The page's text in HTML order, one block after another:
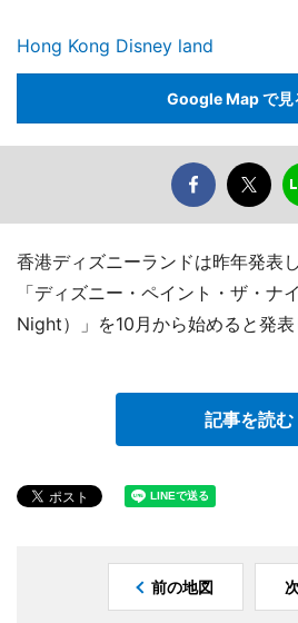
Hong Kong Disney land
Google Map で見
香港ディズニーランドは昨年発表
「ディズニー・ペイント・ザ・
Night）」を10月から始めると発表
記事を読む
前の地図